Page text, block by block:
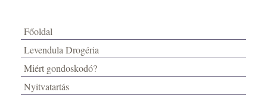
Főoldal
Levendula Drogéria
Miért gondoskodó?
Nyitvatartás